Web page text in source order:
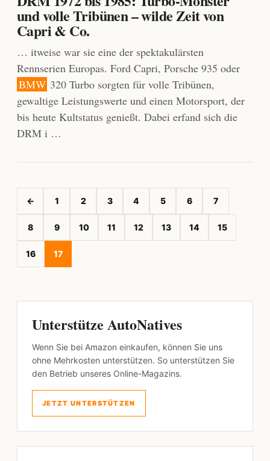
und volle Tribünen – wilde Zeit von
Capri & Co.
… itweise war sie eine der spektakulärsten
Rennserien Europas. Ford Capri, Porsche 935 oder
BMW 320 Turbo sorgten für volle Tribünen,
gewaltige Leistungswerte und einen Motorsport, der
bis heute Kultstatus genießt. Dabei erfand sich die
DRM i …
← 1 2 3 4 5 6 7
8 9 10 11 12 13 14 15
16 17
Unterstütze AutoNatives
Wenn Sie bei Amazon einkaufen, können Sie uns
ohne Mehrkosten unterstützen. So unterstützen Sie
den Betrieb unseres Online-Magazins.
JETZT UNTERSTÜTZEN